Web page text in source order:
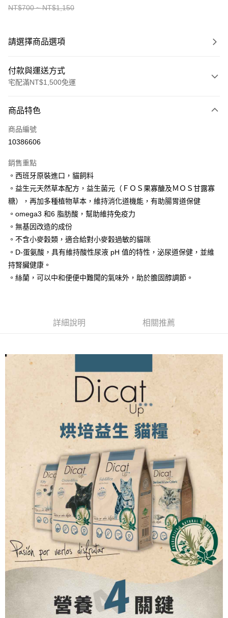
NT$700 ~ NT$1,150
請選擇商品選項
付款與運送方式
宅配滿NT$1,500免運
信用卡一次付款
LINE Pay
悠遊付
AFTEE先享後付
相關說明
【關於「AFTEE先享後付」】
AFTEE先享後付是「在收到商品之後才付款」的支付方式。 讓您購物簡單
便利好安心！
１．簡單：不需註冊會員、不需綁卡、不需儲值。
２．便利：只要手機號碼，簡訊認證，即可結帳。
３．安心：先確認商品／服務後，再付款。
【「AFTEE先享後付」結帳流程】
３．收到繳費通知簡訊後14天內，點擊此簡訊中的連結，可透過四大超商／
ATM／網路銀行／等多元方式進行付款，方視為交易完成。
後付繳納相關費用。
※ 交易是否成功請以「AFTEE先享後付 」之結帳頁面顯示為準，若有關於
是否繳費成功／繳費後需取消欲退款等相關疑問，請聯繫「AFTEE先享後付
https://netprotections.freshdesk.com/support/home
１．透過由恩沛科技股份有限公司提供之「AFTEE先享後付」服務完成之交
易，需依本服務之必要範圍內提供個人資料，並將交易相關給付款項請求債
權轉讓予恩沛科技股份有限公司。
２．關於個人資料處理事宜，請瀏覽以下網址：
https://aftee.tw/terms/#terms3
３．未成年的使用者請事先徵得法定代理人或監護人之同意方可使用
「AFTEE先享後付」，若未經同意申辦者引起之損失，本公司不負相關責
４．使用「AFTEE先享後付」時，將依據個別帳號之用戶狀況，依本公司即
時審查核予不同之上限額度；若仍有額度不足之情形，本公司將視審查結果
請求用戶進行身份認證。
５．嚴禁一人註冊多個帳號或使用他人資訊註冊。若發現惡意使用之情形，
恩沛科技股份有限公司將有權停止該用戶之使用額度並採取法律行動。
ATM付款
運送方式
宅配
每筆NT$110，滿NT$1,500(含以上)免運費
商品特色
商品編號
10386606
銷售重點
。西班牙原裝進口，貓飼料
。益生元天然草本配方，益生菌元（ＦＯＳ果寡醣及ＭＯＳ甘露寡
糖），再加多種植物草本，維持消化道機能，有助腸胃道保健
。omega3 和6 脂肪酸，幫助維持免疫力
。無基因改造的成份
。不含小麥穀類，適合給對小麥穀過敏的貓咪
。D-蛋氨酸，具有維持酸性尿液 pH 值的特性，泌尿道保健，並維
持腎臟健康。
。絲蘭，可以中和便便中難聞的氣味外，助於膽固醇調節。
詳細說明 相關推薦